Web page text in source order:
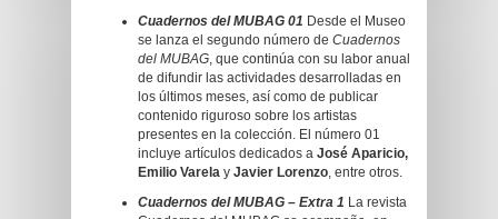
Cuadernos del MUBAG 01 Desde el Museo
se lanza el segundo número de Cuadernos
del MUBAG, que continúa con su labor anual
de difundir las actividades desarrolladas en
los últimos meses, así como de publicar
contenido riguroso sobre los artistas
presentes en la colección. El número 01
incluye artículos dedicados a José Aparicio,
Emilio Varela y Javier Lorenzo, entre otros.
Cuadernos del MUBAG – Extra 1 La revista